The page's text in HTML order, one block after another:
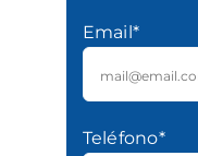
Email*
Teléfono*